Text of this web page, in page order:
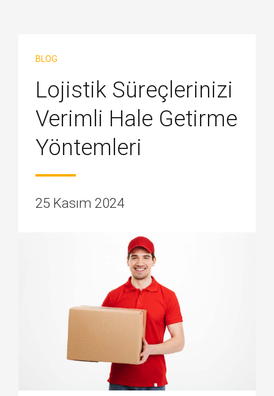
BLOG
Lojistik Süreçlerinizi
Verimli Hale Getirme
Yöntemleri
25 Kasım 2024